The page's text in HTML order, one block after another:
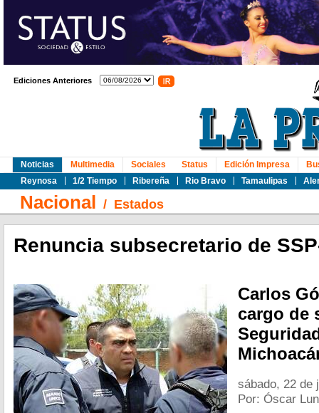
Ediciones Anteriores
Noticias
Reynosa
1/2 Tiempo Ribereña Rio Bravo Tamaulipas
Multimedia Sociales Status Edición Impresa
Nacional / Estados
Renuncia subsecretario de
Carlos
cargo de
sábado, 22 de
Por: Óscar